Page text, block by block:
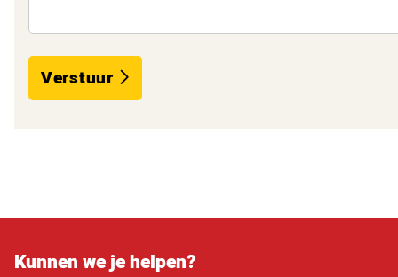
Verstuur
Kunnen we je helpen?